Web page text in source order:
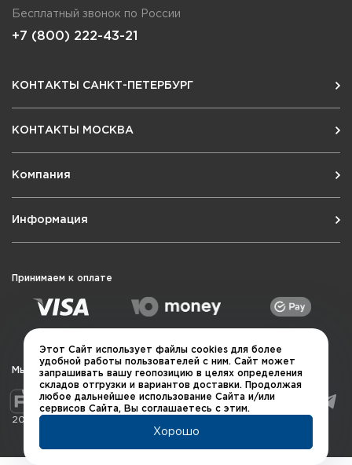
Бесплатный звонок по России
+7 (800) 222-43-21
КОНТАКТЫ САНКТ-ПЕТЕРБУРГ
КОНТАКТЫ МОСКВА
Компания
Информация
Принимаем к оплате
Мы в социальных сетях
2026 © QUARTA "Оружейный квартал"
Этот Сайт использует файлы cookies для более
удобной работы пользователей с ним. Сайт может
запрашивать вашу геопозицию в целях определения
складов отгрузки и вариантов доставки. Продолжая
любое дальнейшее использование Сайта и/или
сервисов Сайта, Вы соглашаетесь с этим.
Хорошо